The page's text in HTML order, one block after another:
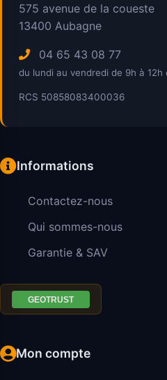
575 avenue de la coueste
13400 Aubagne
04 65 43 08 77
du lundi au vendredi de 9h à 12h
RCS 50858083400036
Informations
Contactez-nous
Qui sommes-nous
Garantie & SAV
Mon compte